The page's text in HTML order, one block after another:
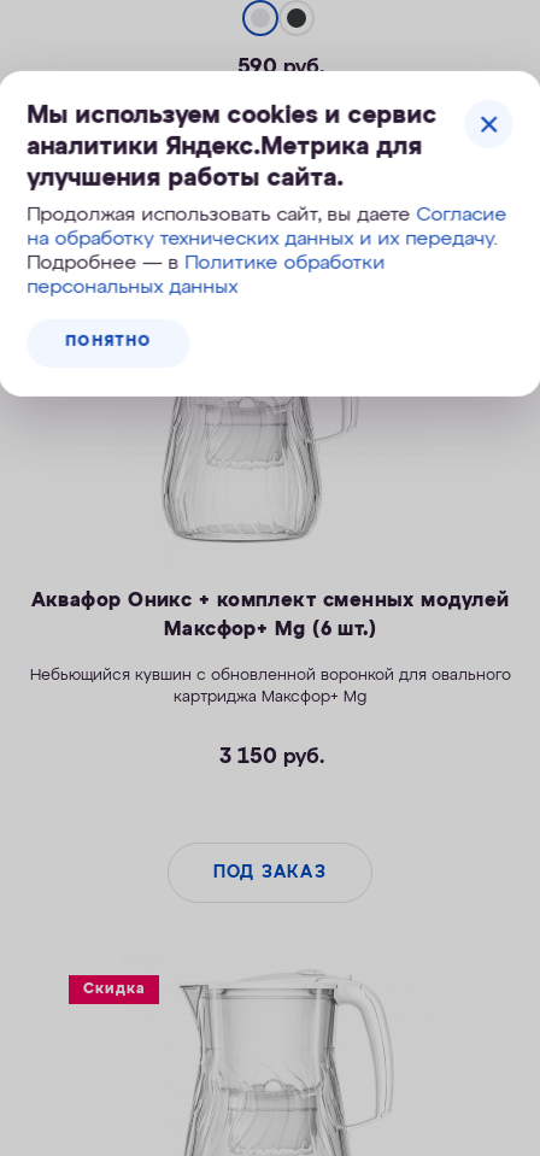
590руб.
, экономия 300
ПОД ЗАКАЗ
Аквафор Оникс + комплект сменных модулей
Максфор+ Mg (6 шт.)
Небьющийся кувшин с обновленной воронкой для овального
картриджа Максфор+ Mg
3 150 руб.
ПОД ЗАКАЗ
Скидка
Мы используем cookies и сервис
аналитики Яндекс.Метрика для
улучшения работы сайта.
Продолжая использовать сайт, вы даетеСогласие
на обработку технических данных и их передачу.
Подробнее — в Политике обработки
персональных данных
ПОНЯТНО